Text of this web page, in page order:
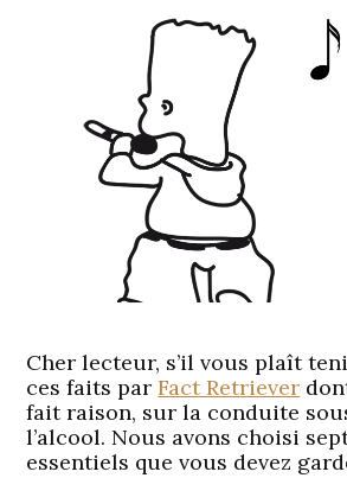
Cher lecteur, s’il vous plaît
ces faits parFact Retriever
fait raison, sur la conduite
l’alcool. Nous avons choisi
essentiels que vous devez